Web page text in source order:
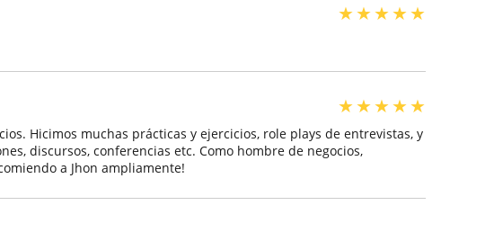
★★★★★
★★★★★
Hicimos muchas prácticas y ejercicios, role plays de entrevistas, y
discursos, conferencias etc. Como hombre de negocios,
a Jhon ampliamente!